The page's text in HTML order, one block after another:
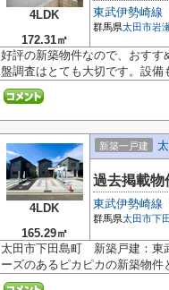
4LDK
172.31㎡
東武伊勢崎線
群馬県太田市岩
好評の新築物件なので、おす
盤調査はとても大切です。設
4LDK
165.29㎡
新築一戸建
過去掲載物
東武伊勢崎線
群馬県太田市下
太田市下田島町 新築戸建：東
ーズのあるピカピカの新築物